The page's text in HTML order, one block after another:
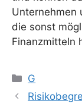
Unternehmen
die sonst
Finanzmitteln
Kategorien
G